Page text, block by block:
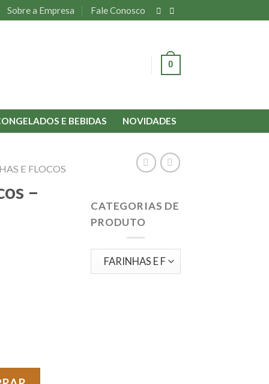
Sobre a Empresa Fale Conosco
0
E BEBIDAS NOVIDADES
E FLOCOS
–
CATEGORIAS DE
PRODUTO